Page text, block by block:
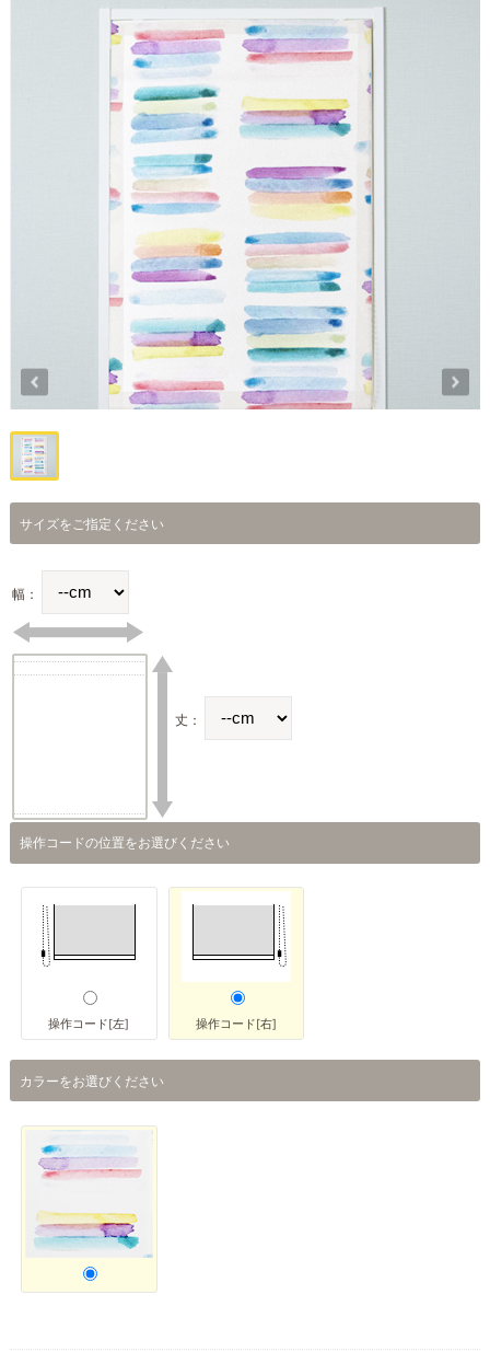
サイズをご指定ください
幅：
丈：
操作コードの位置をお選びください
操作コード[左] 操作コード[右]
カラーをお選びください